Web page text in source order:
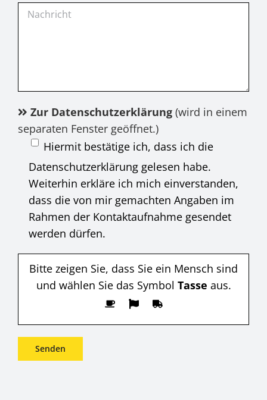
Zur Datenschutzerklärung(wird in einem
separaten Fenster geöffnet.)
Hiermit bestätige ich, dass ich die
Datenschutzerklärung gelesen habe.
Weiterhin erkläre ich mich einverstanden,
dass die von mir gemachten Angaben im
Rahmen der Kontaktaufnahme gesendet
werden dürfen.
Bitte zeigen Sie, dass Sie ein Mensch sind
und wählen Sie das Symbol Tasse aus.